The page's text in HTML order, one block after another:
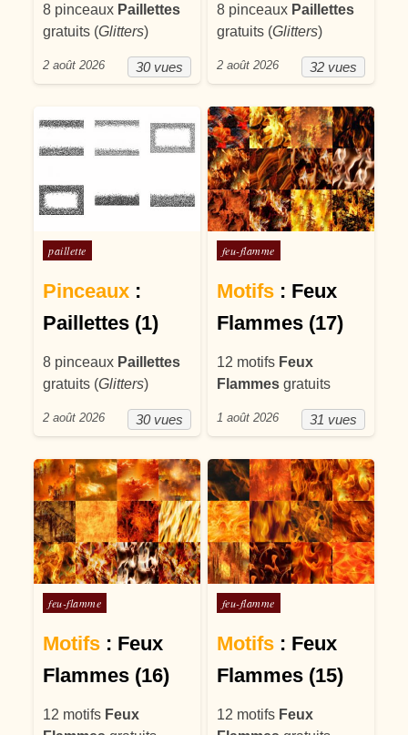
8 pinceaux Paillettes
gratuits (Glitters)
30 vues
2 août 2026
8 pinceaux Paillettes
gratuits (Glitters)
32 vues
2 août 2026
Posté dans
paillette
Pinceaux :
Paillettes (1)
8 pinceaux Paillettes
gratuits (Glitters)
30 vues
2 août 2026
Posté dans
feu-flamme
Motifs: Feux
Flammes (17)
12 motifs Feux
Flammesgratuits
31 vues
1 août 2026
Posté dans
feu-flamme
Motifs : Feux
Flammes (16)
12 motifs Feux
Posté dans
feu-flamme
Motifs: Feux
Flammes (15)
12 motifs Feux